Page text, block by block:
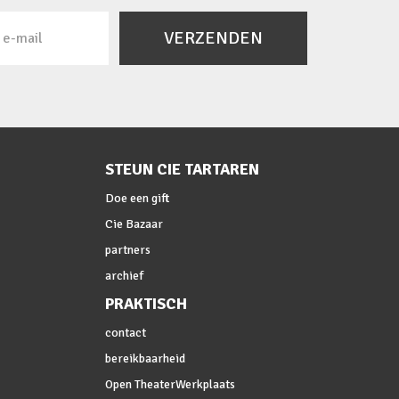
VERZENDEN
STEUN CIE TARTAREN
Doe een gift
Cie Bazaar
partners
archief
PRAKTISCH
contact
bereikbaarheid
Open TheaterWerkplaats